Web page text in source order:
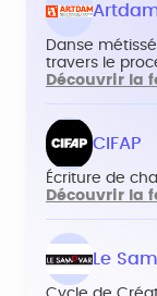
Danse
travers le
Découvrir la
CIFAP
Écriture de
Découvrir la
Le